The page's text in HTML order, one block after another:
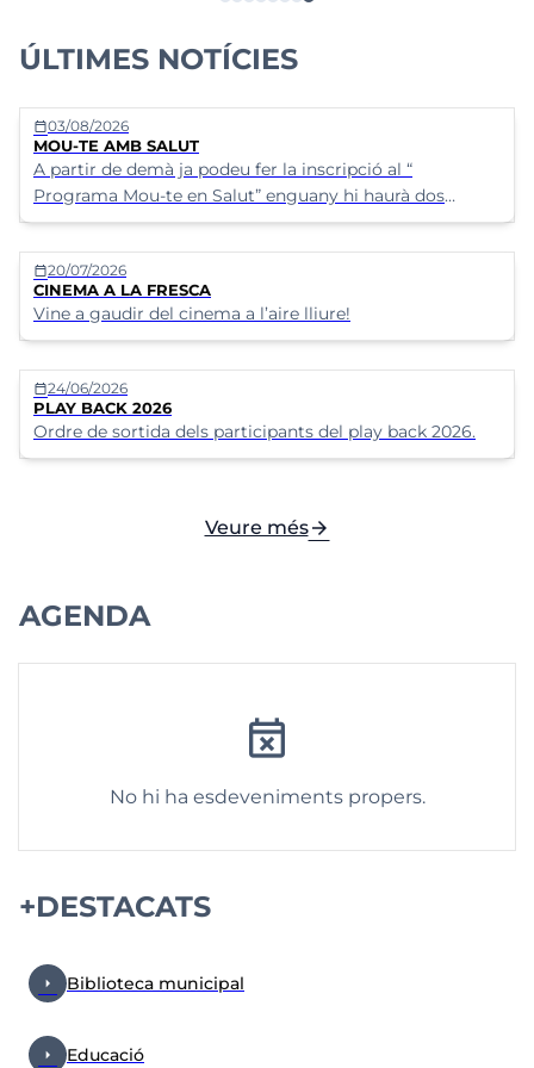
ÚLTIMES NOTÍCIES
calendar_today03/08/2026
MOU-TE AMB SALUT
A partir de demà ja podeu fer la inscripció al “
Programa Mou-te en Salut” enguany hi haurà dos
grups.&nbsp;A) Dilluns i dimecres de les 8:30 h a les
9:30 h&nbsp;
calendar_today20/07/2026
CINEMA A LA FRESCA
Vine a gaudir del cinema a l’aire lliure!
calendar_today24/06/2026
PLAY BACK 2026
Ordre de sortida dels participants del play back 2026.
Veure mésarrow_forward
AGENDA
event_busy
No hi ha esdeveniments propers.
+DESTACATS
arrow_right Biblioteca municipal
arrow_right Educació